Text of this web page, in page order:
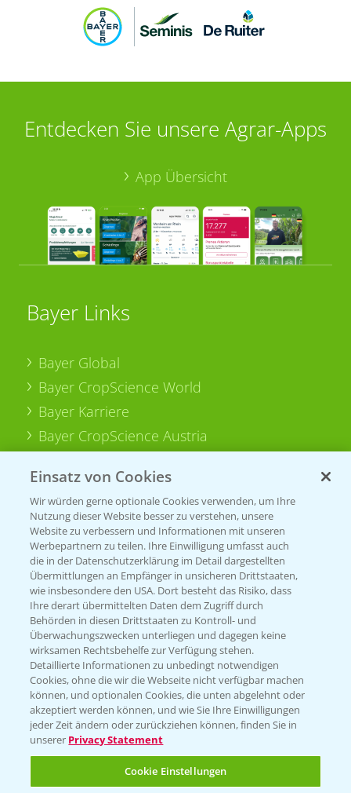
Entdecken Sie unsere Agrar-Apps
App Übersicht
Bayer Links
Bayer Global
Bayer CropScience World
Bayer Karriere
Bayer CropScience Austria
Presse
Vegetables Deutschland
Infos
LINKS
Apps
Wetter Aktuell
BROSCHÜREN
Ackerbau
Saatgut
Sonderkulturen
Einsatz von Cookies
Wir würden gerne optionale Cookies verwenden, um Ihre
Nutzung dieser Website besser zu verstehen, unsere
Website zu verbessern und Informationen mit unseren
Werbepartnern zu teilen. Ihre Einwilligung umfasst auch
die in der Datenschutzerklärung im Detail dargestellten
Übermittlungen an Empfänger in unsicheren Drittstaaten,
wie insbesondere den USA. Dort besteht das Risiko, dass
Ihre derart übermittelten Daten dem Zugriff durch
Behörden in diesen Drittstaaten zu Kontroll- und
Überwachungszwecken unterliegen und dagegen keine
wirksamen Rechtsbehelfe zur Verfügung stehen.
Detaillierte Informationen zu unbedingt notwendigen
Cookies, ohne die wir die Webseite nicht verfügbar machen
können, und optionalen Cookies, die unten abgelehnt oder
akzeptiert werden können, und wie Sie Ihre Einwilligungen
jeder Zeit ändern oder zurückziehen können, finden Sie in
unserer Privacy Statement
Cookie Einstellungen